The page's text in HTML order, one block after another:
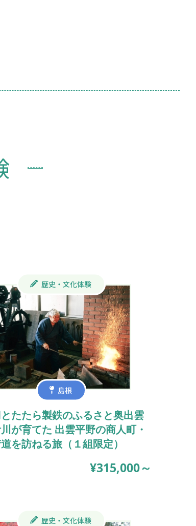
島根
歴史・文化体験
たたら製鉄のふるさと奥出雲
が育てた 出雲平野の商人町・
を訪ねる旅（１組限定）
¥315,000～
歴史・文化体験